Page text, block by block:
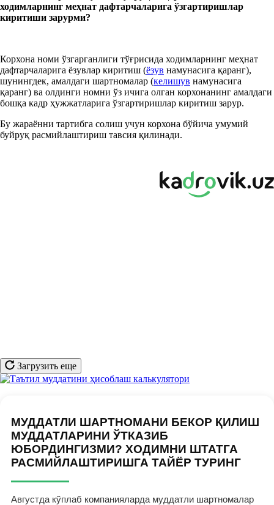
ходимларнинг меҳнат дафтарчаларига ўзгартиришлар
киритиши зарурми?
Корхона номи ўзгарганлиги тўғрисида ходимларнинг меҳнат
дафтарчаларига ёзувлар киритиш (ёзув намунасига қаранг),
шунингдек, амалдаги шартномалар (келишув намунасига
қаранг) ва олдинги номни ўз ичига олган корхонанинг амалдаги
бошқа кадр ҳужжатларига ўзгартиришлар киритиш зарур.
Бу жараённи тартибга солиш учун корхона бўйича умумий
буйруқ расмийлаштириш тавсия қилинади.
Загрузить еще
МУДДАТЛИ ШАРТНОМАНИ БЕКОР ҚИЛИШ
МУДДАТЛАРИНИ ЎТКАЗИБ
ЮБОРДИНГИЗМИ? ХОДИМНИ ШТАТГА
РАСМИЙЛАШТИРИШГА ТАЙЁР ТУРИНГ
Августда кўплаб компанияларда муддатли шартномалар